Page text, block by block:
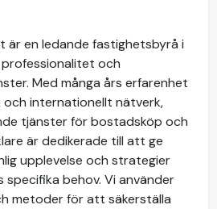
är en ledande fastighetsbyrå i
professionalitet och
Med många års erfarenhet
internationellt nätverk,
tjänster för bostadsköp och
är dedikerade till att ge
upplevelse och strategier
specifika behov. Vi använder
metoder för att säkerställa